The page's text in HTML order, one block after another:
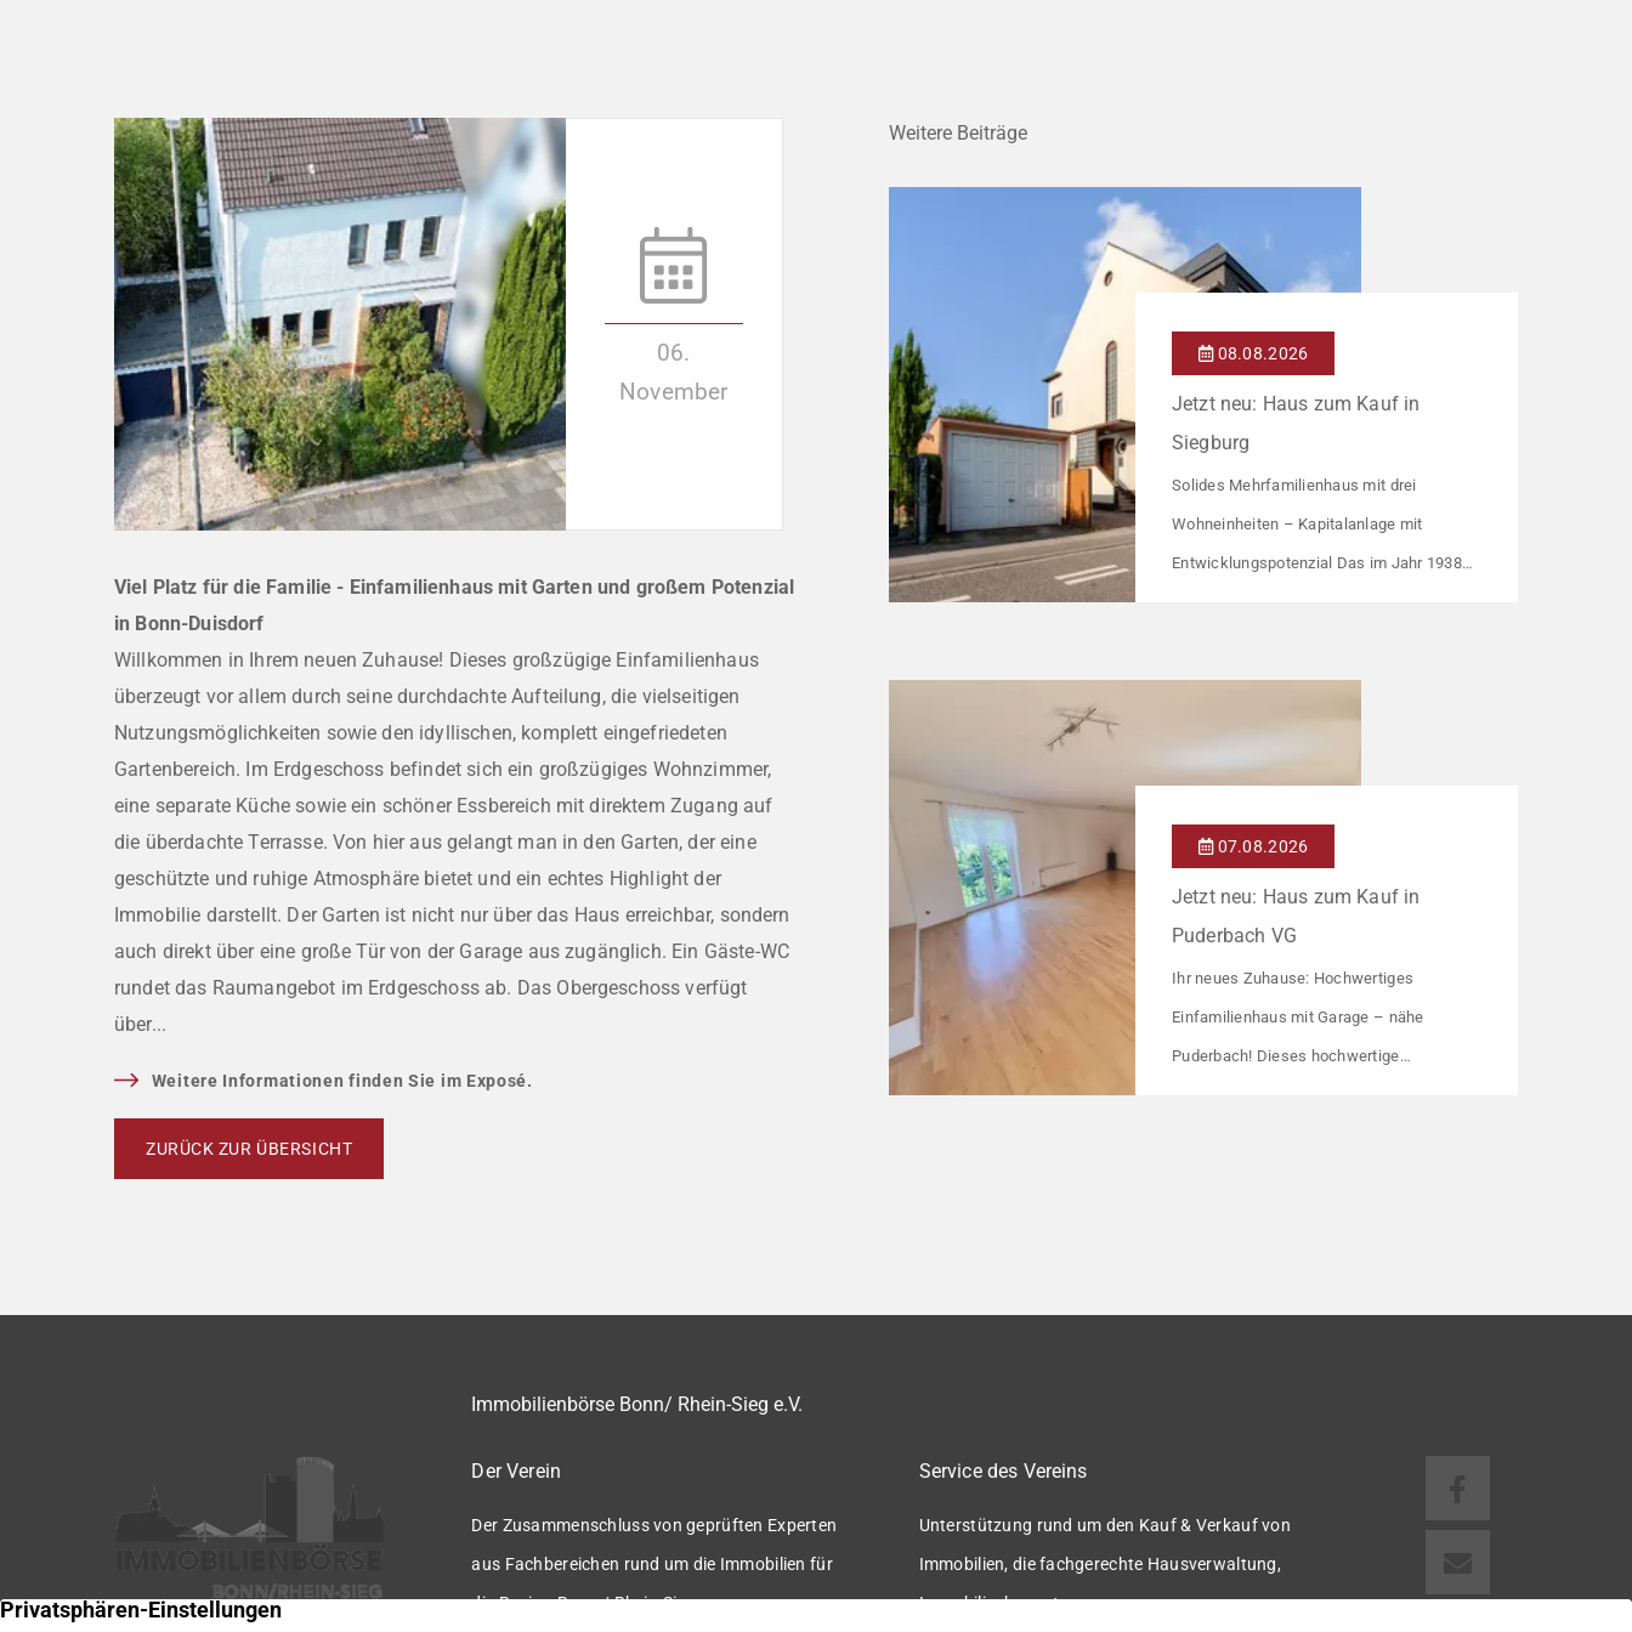
06.
November
Viel Platz für die Familie - Einfamilienhaus mit Garten und großem Potenzial
in Bonn-Duisdorf
Willkommen in Ihrem neuen Zuhause! Dieses großzügige Einfamilienhaus
überzeugt vor allem durch seine durchdachte Aufteilung, die vielseitigen
Nutzungsmöglichkeiten sowie den idyllischen, komplett eingefriedeten
Gartenbereich. Im Erdgeschoss befindet sich ein großzügiges Wohnzimmer,
eine separate Küche sowie ein schöner Essbereich mit direktem Zugang auf
die überdachte Terrasse. Von hier aus gelangt man in den Garten, der eine
geschützte und ruhige Atmosphäre bietet und ein echtes Highlight der
Immobilie darstellt. Der Garten ist nicht nur über das Haus erreichbar, sondern
auch direkt über eine große Tür von der Garage aus zugänglich. Ein Gäste-WC
rundet das Raumangebot im Erdgeschoss ab. Das Obergeschoss verfügt
über...
Weitere Informationen finden Sie im Exposé.
ZURÜCK ZUR ÜBERSICHT
Weitere Beiträge
08.08.2026
Jetzt neu: Haus zum Kauf in
Siegburg
Solides Mehrfamilienhaus mit drei
Wohneinheiten – Kapitalanlage mit
Entwicklungspotenzial Das im Jahr 1938
Kapitalanleger, die ein solides
monatlich – das entspricht lediglich rund 6,30
€/m². Damit liegt das Mietniveau deutlich
07.08.2026
Jetzt neu: Haus zum Kauf in
Puderbach VG
Ihr neues Zuhause: Hochwertiges
Einfamilienhaus mit Garage – nähe
Puderbach! Dieses hochwertige
Immobilienbörse Bonn/ Rhein-Sieg e.V.
Der Verein
Der Zusammenschluss von geprüften Experten
aus Fachbereichen rund um die Immobilien für
die Region Bonn / Rhein-Sieg.
Service des Vereins
Unterstützung rund um den Kauf & Verkauf von
Immobilien, die fachgerechte Hausverwaltung,
Immobilienbewertung u.v.m.